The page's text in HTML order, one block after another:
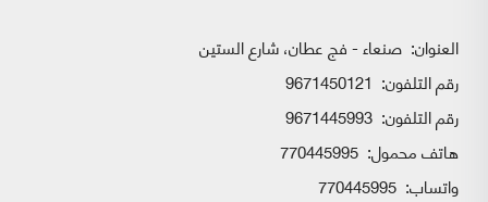
العنوان: صنعاء - فج عطان، شارع الستين
رقم التلفون: 9671450121
رقم التلفون: 9671445993
هاتف محمول: 770445995
واتساب: